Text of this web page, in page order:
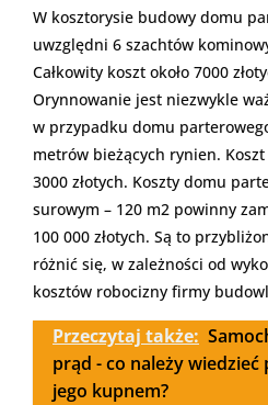
W kosztorysie budowy domu
uwzględni 6 szachtów
Całkowity koszt około 7000
Orynnowanie jest niezwykle
w przypadku domu
metrów bieżących rynien.
3000 złotych. Koszty domu
surowym – 120 m2 powinny
100 000 złotych. Są to
różnić się, w zależności od
kosztów robocizny firmy
Przeczytaj także:
prąd - co należy wiedzieć
jego kupnem?